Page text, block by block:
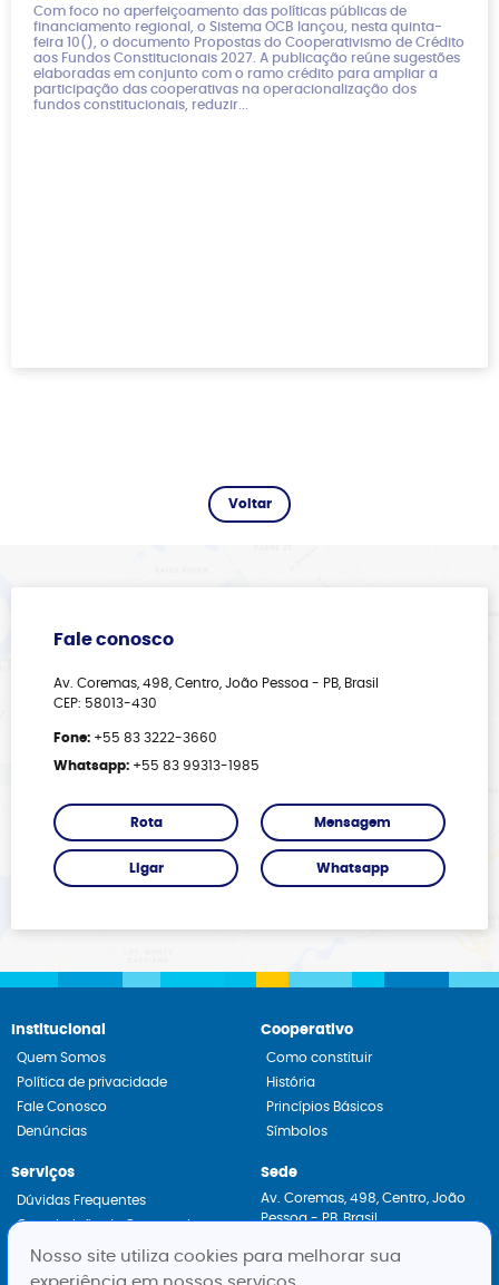
Com foco no aperfeiçoamento das políticas públicas de
financiamento regional, o Sistema OCB lançou, nesta quinta-
feira 10(), o documento Propostas do Cooperativismo de Crédito
aos Fundos Constitucionais 2027. A publicação reúne sugestões
elaboradas em conjunto com o ramo crédito para ampliar a
participação das cooperativas na operacionalização dos
fundos constitucionais, reduzir...
Fale conosco
Av. Coremas, 498, Centro, João Pessoa - PB, Brasil
CEP: 58013-430
Fone:+55 83 3222-3660
Whatsapp:+55 83 99313-1985
Rota Mensagem
Ligar Whatsapp
Institucional
Quem Somos
Política de privacidade
Fale Conosco
Denúncias
Cooperativo
Como constituir
História
Princípios Básicos
Símbolos
Serviços
Dúvidas Frequentes
Constituição de Cooperativas
Assessoria Jurídica
Sede
Av. Coremas, 498, Centro, João
Pessoa - PB, Brasil
Fone:
Nosso site utiliza cookies para melhorar sua